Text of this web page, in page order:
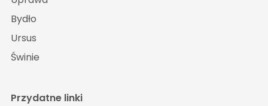
Bydło
Ursus
Świnie
Przydatne linki